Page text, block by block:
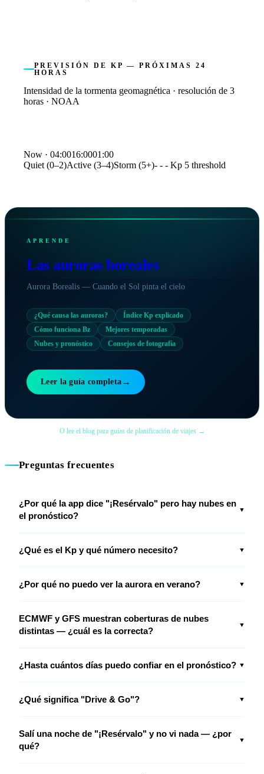
PREVISIÓN DE KP — PRÓXIMAS 24
HORAS
Intensidad de la tormenta geomagnética · resolución de 3
horas · NOAA
Kp index forecast
Time
Kp
10:00
3.3
13:00
3.7
19:00
2.7
22:00
01:00
2.3
Now · 04:0016:0001:00
Quiet (0–2)Active (3–4)Storm (5+)- - - Kp 5 threshold
APRENDE
Las auroras boreales
Aurora Borealis — Cuando el Sol pinta el cielo
¿Qué causa las auroras?
Índice Kp explicado
Cómo funciona Bz
Mejores temporadas
Nubes y pronóstico
Consejos de fotografía
Leer la guía completa →
O lee el blog para guías de planificación de viajes →
Preguntas frecuentes
¿Por qué la app dice "¡Resérvalo" pero hay nubes en
el pronóstico?
▼
¿Qué es el Kp y qué número necesito? ▼
¿Por qué no puedo ver la aurora en verano? ▼
ECMWF y GFS muestran coberturas de nubes
distintas — ¿cuál es la correcta?
▼
¿Hasta cuántos días puedo confiar en el pronóstico? ▼
¿Qué significa "Drive & Go"? ▼
Salí una noche de "¡Resérvalo" y no vi nada — ¿por
qué?
▼